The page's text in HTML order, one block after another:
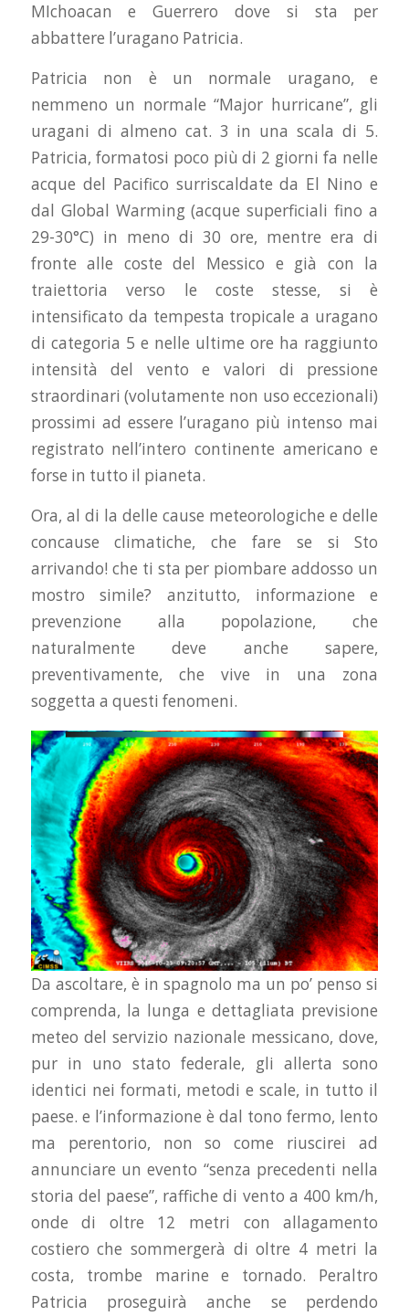
MIchoacan e Guerrero dove si sta per
abbattere l’uragano Patricia.
Patricia non è un normale uragano, e
nemmeno un normale “Major hurricane”, gli
uragani di almeno cat. 3 in una scala di 5.
Patricia, formatosi poco più di 2 giorni fa nelle
acque del Pacifico surriscaldate da El Nino e
dal Global Warming (acque superficiali fino a
29-30°C) in meno di 30 ore, mentre era di
fronte alle coste del Messico e già con la
traiettoria verso le coste stesse, si è
intensificato da tempesta tropicale a uragano
di categoria 5 e nelle ultime ore ha raggiunto
intensità del vento e valori di pressione
straordinari (volutamente non uso eccezionali)
prossimi ad essere l’uragano più intenso mai
registrato nell’intero continente americano e
forse in tutto il pianeta.
Ora, al di la delle cause meteorologiche e delle
concause climatiche, che fare se si Sto
arrivando! che ti sta per piombare addosso un
mostro simile? anzitutto, informazione e
prevenzione alla popolazione, che
naturalmente deve anche sapere,
preventivamente, che vive in una zona
soggetta a questi fenomeni.
Da ascoltare, è in spagnolo ma un po’ penso si
comprenda, la lunga e dettagliata previsione
meteo del servizio nazionale messicano, dove,
pur in uno stato federale, gli allerta sono
identici nei formati, metodi e scale, in tutto il
paese. e l’informazione è dal tono fermo, lento
ma perentorio, non so come riuscirei ad
annunciare un evento “senza precedenti nella
storia del paese”, raffiche di vento a 400 km/h,
onde di oltre 12 metri con allagamento
costiero che sommergerà di oltre 4 metri la
costa, trombe marine e tornado. Peraltro
Patricia proseguirà anche se perdendo